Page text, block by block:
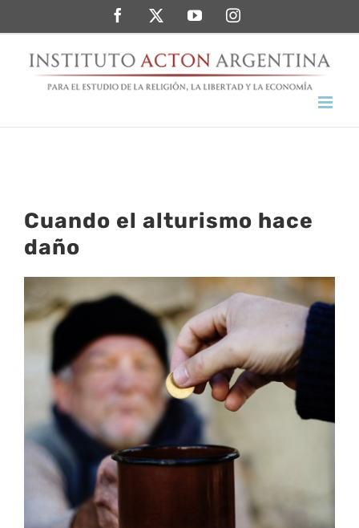
al
contenido
FacebookTwitterYouTubeInstagram
Cuando el alturismo hace
daño
imagen
más